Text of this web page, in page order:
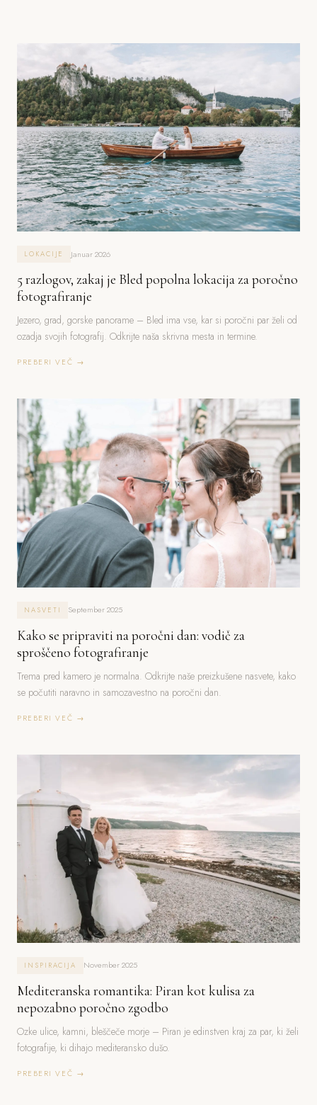
LOKACIJE Januar 2026
5 razlogov, zakaj je Bled popolna lokacija za poročno
fotografiranje
Jezero, grad, gorske panorame – Bled ima vse, kar si poročni par želi od
ozadja svojih fotografij. Odkrijte naša skrivna mesta in termine.
PREBERI VEČ →
NASVETI September 2025
Kako se pripraviti na poročni dan: vodič za
sproščeno fotografiranje
Trema pred kamero je normalna. Odkrijte naše preizkušene nasvete, kako
se počutiti naravno in samozavestno na poročni dan.
PREBERI VEČ →
INSPIRACIJA November 2025
Mediteranska romantika: Piran kot kulisa za
nepozabno poročno zgodbo
Ozke ulice, kamni, bleščeče morje – Piran je edinstven kraj za par, ki želi
fotografije, ki dihajo mediteransko dušo.
PREBERI VEČ →